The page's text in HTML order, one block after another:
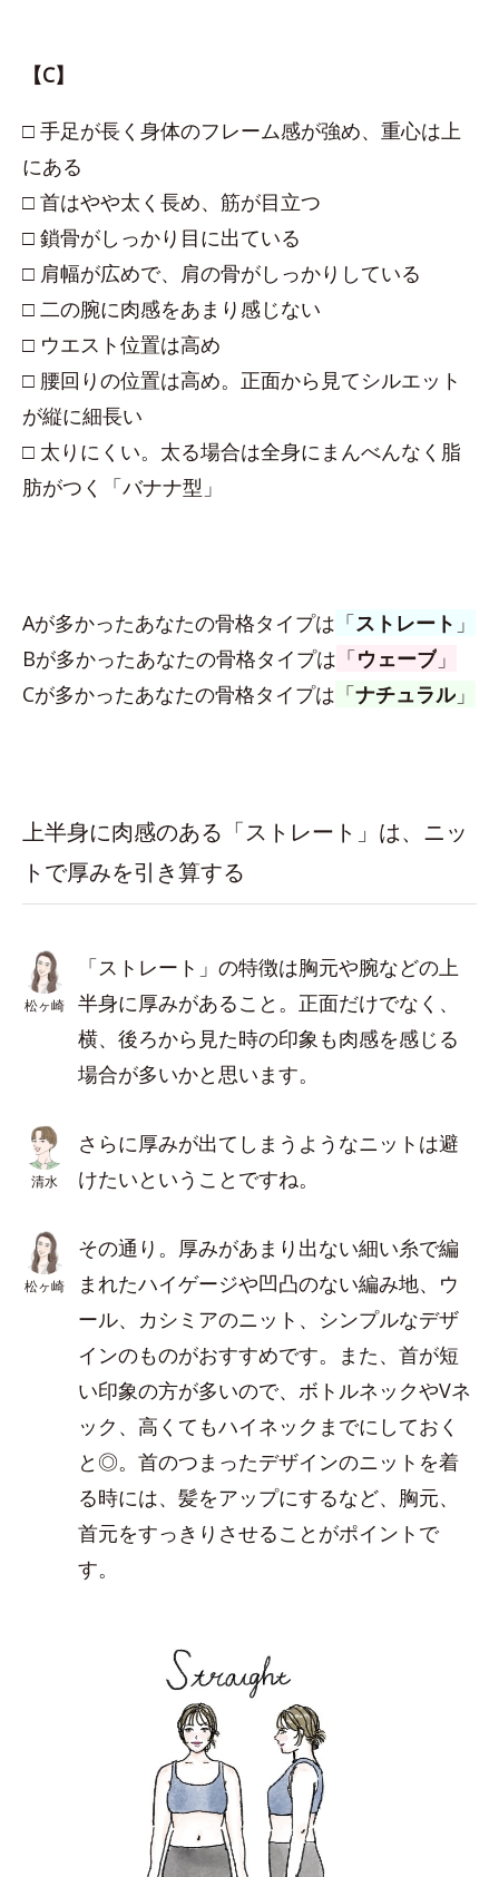
【C】
□ 手足が長く身体のフレーム感が強め、重心は上
にある
□ 首はやや太く長め、筋が目立つ
□ 鎖骨がしっかり目に出ている
□ 肩幅が広めで、肩の骨がしっかりしている
□ 二の腕に肉感をあまり感じない
□ ウエスト位置は高め
□ 腰回りの位置は高め。正面から見てシルエット
が縦に細長い
□ 太りにくい。太る場合は全身にまんべんなく脂
肪がつく「バナナ型」
Aが多かったあなたの骨格タイプは 「ストレート 」
Bが多かったあなたの骨格タイプは 「ウェーブ 」
Cが多かったあなたの骨格タイプは 「ナチュラル 」
上半身に肉感のある「ストレート」は、ニッ
トで厚みを引き算する
松ヶ崎
「ストレート」の特徴は胸元や腕などの上
半身に厚みがあること。正面だけでなく、
横、後ろから見た時の印象も肉感を感じる
場合が多いかと思います。
清水
さらに厚みが出てしまうようなニットは避
けたいということですね。
松ヶ崎
その通り。厚みがあまり出ない細い糸で編
まれたハイゲージや凹凸のない編み地、ウ
ール、カシミアのニット、シンプルなデザ
インのものがおすすめです。また、首が短
い印象の方が多いので、ボトルネックやVネ
ック、高くてもハイネックまでにしておく
と◎。首のつまったデザインのニットを着
る時には、髪をアップにするなど、胸元、
首元をすっきりさせることがポイントで
す。